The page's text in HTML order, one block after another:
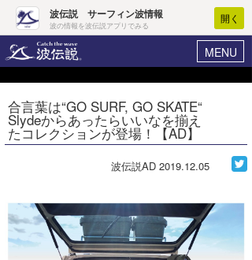
波伝説 サーフィン波情報
波の情報を波伝説アプリでみる
開く
MENU
ヘルプ マイホーム
ログイン
WAVE HUNTER波予想ツール
気象情報
合言葉は“GO SURF, GO SKATE“
Slydeからあったらいいなを揃え
たコレクションが登場！【AD】
波伝説AD 2019.12.05
Core Surf Japan
コンテスト
ファッション/グッズ
アート＆エンタメ
コラム